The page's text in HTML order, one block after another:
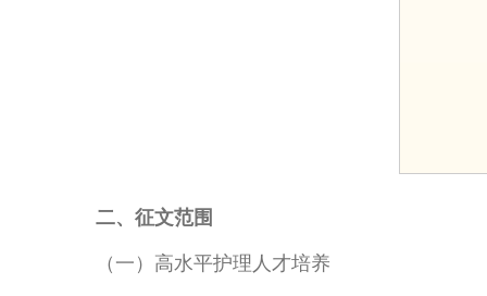
二、征文范围
（一）高水平护理人才培养